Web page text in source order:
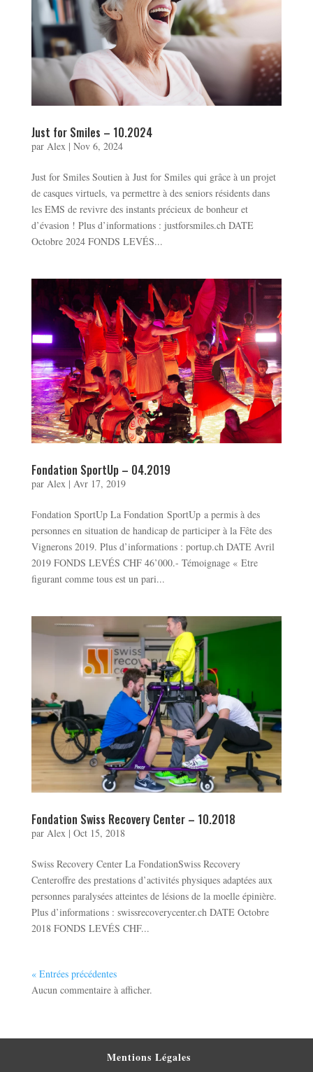
Just for Smiles – 10.2024
par Alex| Nov 6, 2024
Just for Smiles Soutien à Just for Smiles qui grâce à un projet
de casques virtuels, va permettre à des seniors résidents dans
les EMS de revivre des instants précieux de bonheur et
d’évasion ! Plus d’informations : justforsmiles.ch DATE
Octobre 2024 FONDS LEVÉS...
Fondation SportUp – 04.2019
par Alex | Avr 17, 2019
Fondation SportUp La Fondation SportUp a permis à des
personnes en situation de handicap de participer à la Fête des
Vignerons 2019. Plus d’informations : portup.ch DATE Avril
2019 FONDS LEVÉS CHF 46’000.- Témoignage « Etre
figurant comme tous est un pari...
Fondation Swiss Recovery Center – 10.2018
par Alex | Oct 15, 2018
Swiss Recovery Center La FondationSwiss Recovery
Centeroffre des prestations d’activités physiques adaptées aux
personnes paralysées atteintes de lésions de la moelle épinière.
Plus d’informations : swissrecoverycenter.ch DATE Octobre
2018 FONDS LEVÉS CHF...
« Entrées précédentes
Aucun commentaire à afficher.
Mentions Légales